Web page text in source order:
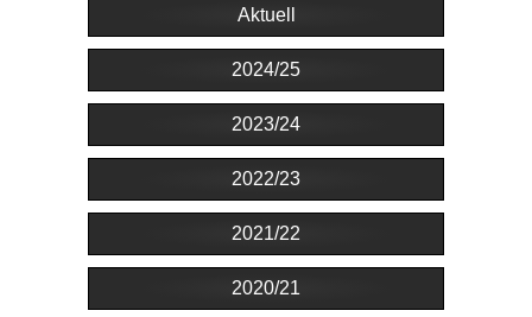
Aktuell
2024/25
2023/24
2022/23
2021/22
2020/21